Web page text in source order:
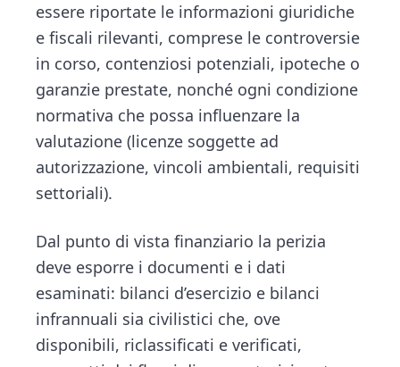
essere riportate le informazioni giuridiche
e fiscali rilevanti, comprese le controversie
in corso, contenziosi potenziali, ipoteche o
garanzie prestate, nonché ogni condizione
normativa che possa influenzare la
valutazione (licenze soggette ad
autorizzazione, vincoli ambientali, requisiti
settoriali).
Dal punto di vista finanziario la perizia
deve esporre i documenti e i dati
esaminati: bilanci d’esercizio e bilanci
infrannuali sia civilistici che, ove
disponibili, riclassificati e verificati,